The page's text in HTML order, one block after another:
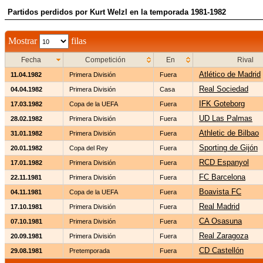
Partidos perdidos por Kurt Welzl en la temporada 1981-1982
Mostrar filas
Fecha Competición En Rival
11.04.1982 Primera División Fuera Atlético de Madrid
04.04.1982 Primera División Casa Real Sociedad
17.03.1982 Copa de la UEFA Fuera IFK Goteborg
28.02.1982 Primera División Fuera UD Las Palmas
31.01.1982 Primera División Fuera Athletic de Bilbao
20.01.1982 Copa del Rey Fuera Sporting de Gijón
17.01.1982 Primera División Fuera RCD Espanyol
22.11.1981 Primera División Fuera FC Barcelona
04.11.1981 Copa de la UEFA Fuera Boavista FC
17.10.1981 Primera División Fuera Real Madrid
07.10.1981 Primera División Fuera CA Osasuna
20.09.1981 Primera División Fuera Real Zaragoza
29.08.1981 Pretemporada Fuera CD Castellón